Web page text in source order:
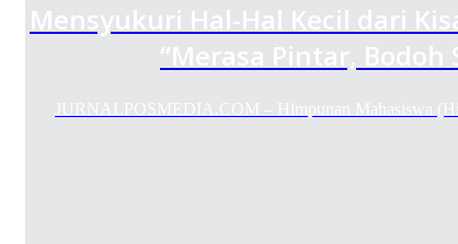
Mensyukuri Hal-Hal Kecil dari
“Merasa Pintar, Bodoh
JURNALPOSMEDIA.COM – Himpunan Mahasiswa